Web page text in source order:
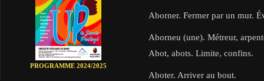
PROGRAMME 2024/2025
Aborner. Fermer par un mur.
Aborneu (une). Métreur,
Abot, abots. Limite, confins.
Aboter. Arriver au bout.